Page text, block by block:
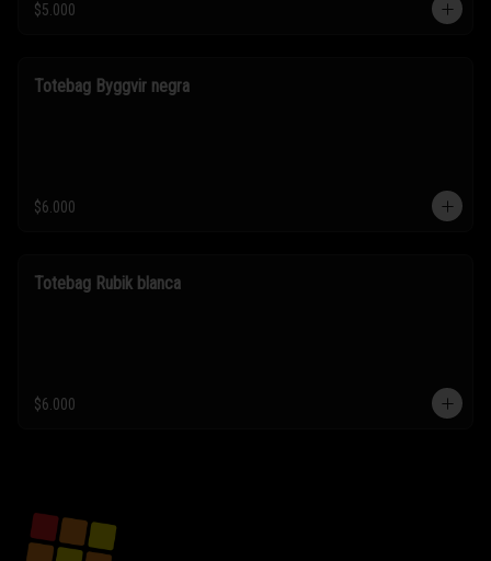
$5.000
Totebag Byggvir negra
$6.000
Totebag Rubik blanca
$6.000